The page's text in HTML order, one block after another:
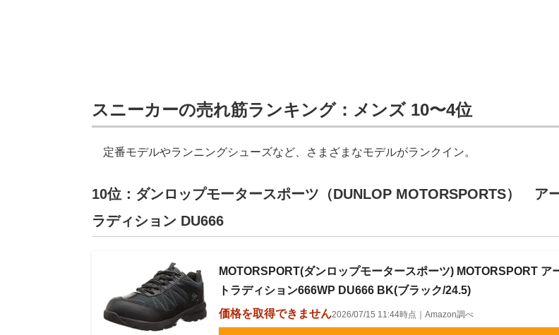
スニーカーの売れ筋ランキング：メンズ 10〜4位
定番モデルやランニングシューズなど、さまざまなモデルがランクイン。
10位：ダンロップモータースポーツ（DUNLOP MOTORSPORTS） ア
ラディション DU666
MOTORSPORT(ダンロップモータースポーツ) MOTORSPORT ア
トラディション666WP DU666 BK(ブラック/24.5)
価格を取得できません2026/07/15 11:44時点｜Amazon調べ